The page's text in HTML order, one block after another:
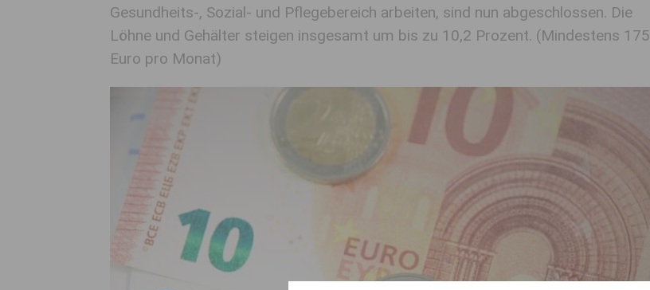
Gesundheits-, Sozial- und Pflegebereich arbeiten, sind nun abgeschlossen. Die
Löhne und Gehälter steigen insgesamt um bis zu 10,2 Prozent. (Mindestens 175
Euro pro Monat)